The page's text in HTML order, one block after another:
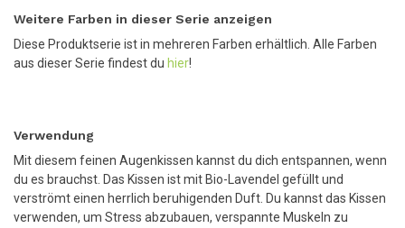
Weitere Farben in dieser Serie anzeigen
Diese Produktserie ist in mehreren Farben erhältlich. Alle Farben
aus dieser Serie findest du hier!
Verwendung
Mit diesem feinen Augenkissen kannst du dich entspannen, wenn
du es brauchst. Das Kissen ist mit Bio-Lavendel gefüllt und
verströmt einen herrlich beruhigenden Duft. Du kannst das Kissen
verwenden, um Stress abzubauen, verspannte Muskeln zu